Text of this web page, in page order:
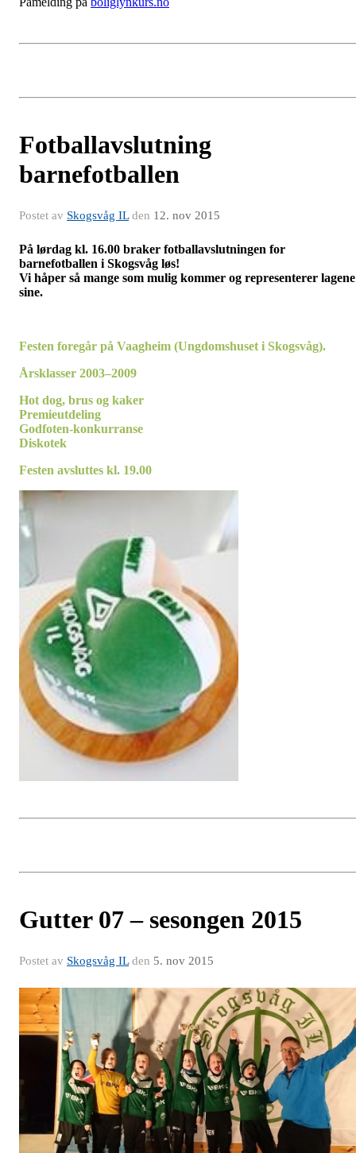
Fotballavslutning
barnefotballen
Postet av Skogsvåg ILden 12. nov 2015
På lørdag kl. 16.00 braker fotballavslutningen for
barnefotballen i Skogsvåg løs!
Vi håper så mange som mulig kommer og representerer lagene
sine.
Festen foregår på Vaagheim (Ungdomshuset i Skogsvåg).
Årsklasser 2003–2009
Hot dog, brus og kaker
Premieutdeling
Godfoten-konkurranse
Diskotek
Festen avsluttes kl. 19.00
Gutter 07 – sesongen 2015
Postet av Skogsvåg ILden 5. nov 2015